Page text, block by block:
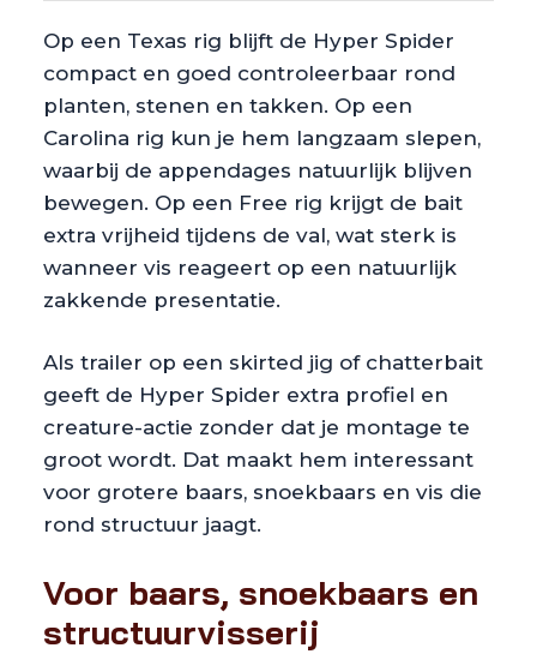
Op een Texas rig blijft de Hyper Spider
compact en goed controleerbaar rond
planten, stenen en takken. Op een
Carolina rig kun je hem langzaam slepen,
waarbij de appendages natuurlijk blijven
bewegen. Op een Free rig krijgt de bait
extra vrijheid tijdens de val, wat sterk is
wanneer vis reageert op een natuurlijk
zakkende presentatie.
Als trailer op een skirted jig of chatterbait
geeft de Hyper Spider extra profiel en
creature-actie zonder dat je montage te
groot wordt. Dat maakt hem interessant
voor grotere baars, snoekbaars en vis die
rond structuur jaagt.
Voor baars, snoekbaars en
structuurvisserij